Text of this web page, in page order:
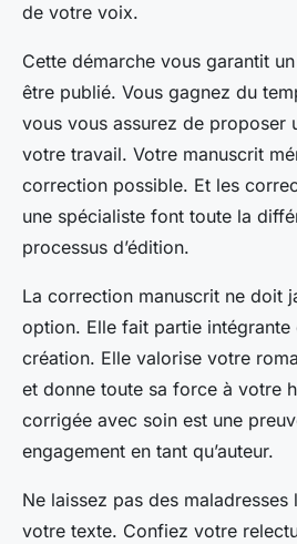
de votre voix.
Cette démarche vous garantit
être publié. Vous gagnez du
vous vous assurez de proposer
votre travail. Votre manuscrit
correction possible. Et les
une spécialiste font toute la
processus d’édition.
La correction manuscrit ne doit
option. Elle fait partie intégrante
création. Elle valorise votre
et donne toute sa force à votre
corrigée avec soin est une
engagement en tant qu’auteur.
Ne laissez pas des
votre texte. Confiez votre